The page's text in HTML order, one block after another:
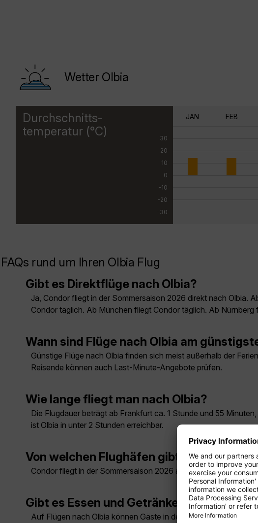
Wetter Olbia
Durchschnitts-
temperatur (°C)
30
20
10
0
-10
-20
-30
JAN FEB
FAQs rund um Ihren Olbia Flug
Gibt es Direktflüge nach Olbia?
Ja, Condor fliegt in der Sommersaison 2026 direkt nach Olbia.
Condor täglich. Ab München fliegt Condor täglich. Ab
Wann sind Flüge nach Olbia am
Günstige Flüge nach Olbia finden sich meist außerhalb der
Reisende können auch Last-Minute-Angebote prüfen.
Wie lange fliegt man nach Olbia?
Die Flugdauer beträgt ab Frankfurt ca. 1 Stunde und 55
ist Olbia in unter 2 Stunden erreichbar.
Von welchen Flughäfen gibt es Flüge
Condor fliegt in der Sommersaison 2026 ab Düsseldorf,
Gibt es Essen und Getränke auf dem
Auf Flügen nach Olbia können Gäste in der Economy Class